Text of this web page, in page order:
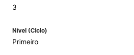
3
Nível (Ciclo)
Primeiro